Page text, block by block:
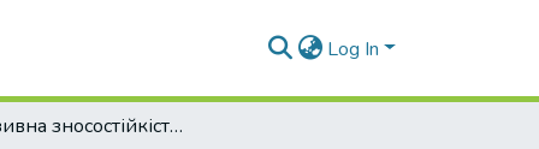
Log In
Абразивна зносостійкість електроіскрових композиційних покриттів на основі ZrB2